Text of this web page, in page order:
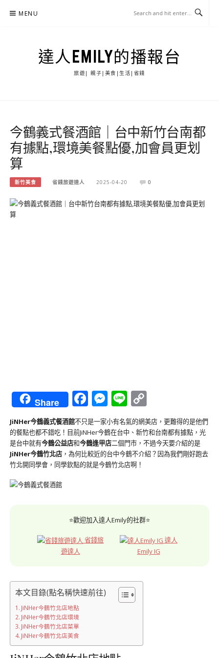
MENU
達人EMILY的播報台
旅遊| 親子|美食|生活|省錢
今鶴義式餐酒館｜台中新竹台南都
有據點,環境美餐點優,加會員更划
算
新竹美食 省錢旅遊達人 2025-04-20 0
Share Facebook
Messenger
Line
Link
JiNHer今鶴義式餐酒館不只是一家小有名氣的網美店，更難得的是他們
的餐點也都不錯吃！目前JiNHer今鶴在台中、新竹和台南都有據點，光
是台中就有今鶴公益店和今鶴逢甲店二個門市，不過今天要介紹的是
JiNHer今鶴竹北店 ，為何比較近的台中今鶴不介紹？因為我們剛好跑去
竹北開同學會，同學欽點的就是今鶴竹北店啊！
⭐歡迎加入達人Emily的社群⭐
省錢旅
遊達人
達人
Emily IG
本文目錄(點名稱快速前往)
JiNHer今鶴竹北店地點
JiNHer今鶴竹北店環境
JiNHer今鶴竹北店菜單
JiNHer今鶴竹北店美食